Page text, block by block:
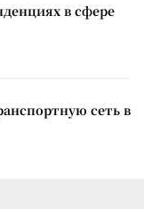
в сфере
сеть в